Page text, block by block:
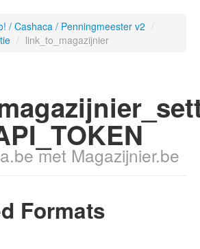
/ Cashaca / Penningmeester v2 /
/ link_to_magazijnier
met Magazijnier.be
Formats